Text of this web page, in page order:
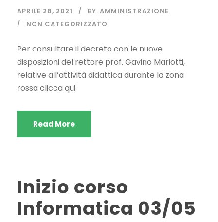
APRILE 28, 2021 BY AMMINISTRAZIONE
NON CATEGORIZZATO
Per consultare il decreto con le nuove
disposizioni del rettore prof. Gavino Mariotti,
relative all’attività didattica durante la zona
rossa clicca qui
Read More
Inizio corso
Informatica 03/05